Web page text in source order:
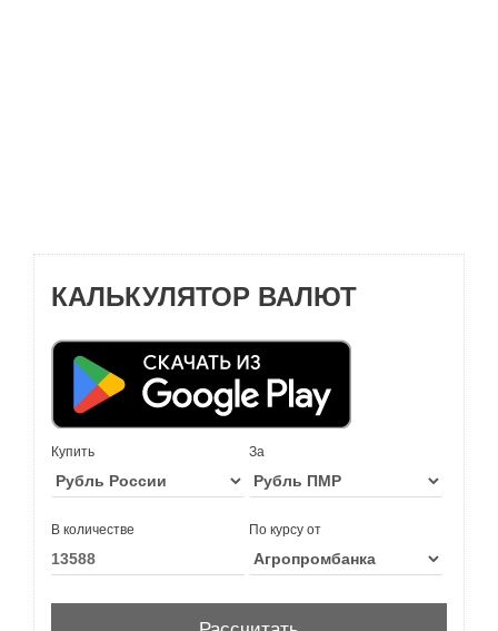
КАЛЬКУЛЯТОР ВАЛЮТ
Купить За
В количестве По курсу от